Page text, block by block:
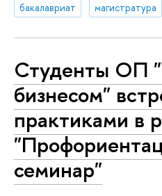
бакалавриат
магистратура
Студенты ОП
бизнесом"
практиками в
семинар"